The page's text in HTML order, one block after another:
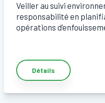
Veiller au suivi
responsabilité en
opérations
Détails